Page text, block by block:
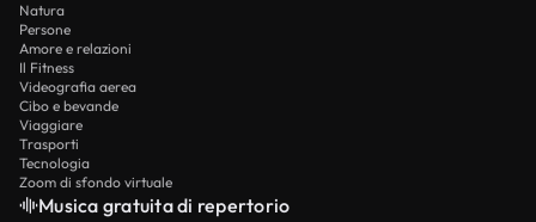
Natura
Persone
Amore e relazioni
Il Fitness
Videografia aerea
Cibo e bevande
Viaggiare
Trasporti
Tecnologia
Zoom di sfondo virtuale
Musica gratuita di repertorio